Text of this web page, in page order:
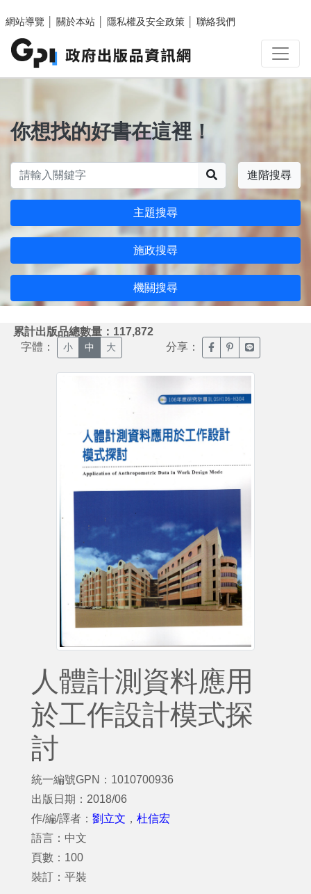
網站導覽
關於本站 隱私權及安全政策 聯絡我們
你想找的好書在這裡！
進階搜尋
主題搜尋
施政搜尋
機關搜尋
累計出版品總數量：117,872
字體： 小 中 大 分享： 臉書分享(另開新視窗)
噗浪分享(另開新
Line分享(另
人體計測資料應用
於工作設計模式探
討
統一編號GPN：1010700936
出版日期：2018/06
作/編/譯者： 劉立文 ， 杜信宏
語言：中文
頁數：100
裝訂：平裝